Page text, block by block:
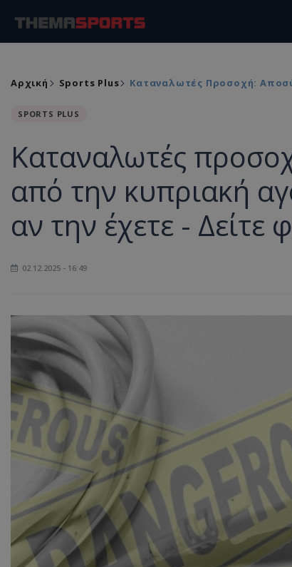
Αρχική Sports Plus Καταναλωτές Προσοχή:
SPORTS PLUS
Καταναλωτές
από την κυπριακή
αν την έχετε - Δείτε
02.12.2025 - 16:49